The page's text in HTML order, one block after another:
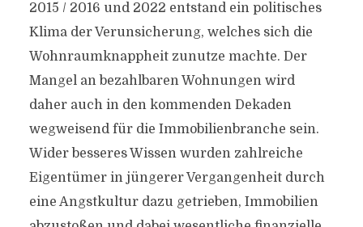
2015 / 2016 und 2022 entstand ein politisches
Klima der Verunsicherung, welches sich die
Wohnraumknappheit zunutze machte. Der
Mangel an bezahlbaren Wohnungen wird
daher auch in den kommenden Dekaden
wegweisend für die Immobilienbranche sein.
Wider besseres Wissen wurden zahlreiche
Eigentümer in jüngerer Vergangenheit durch
eine Angstkultur dazu getrieben, Immobilien